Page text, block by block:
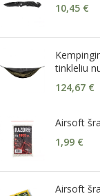
10,45 €
tinkleliu
124,67 €
Airsoft
1,99 €
Airsoft